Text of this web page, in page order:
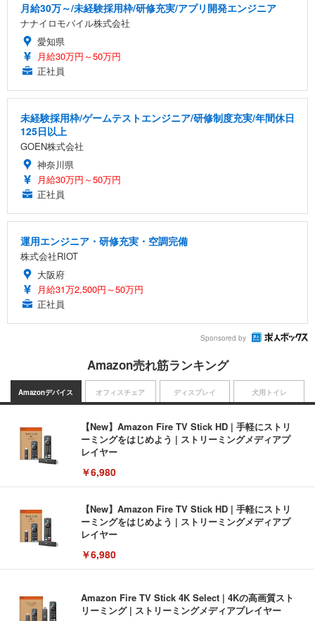
月給30万～/未経験採用枠/研修充実/アプリ開発エンジニア
ナナイロモバイル株式会社
愛知県
月給30万円～50万円
正社員
未経験採用枠/ゲームテストエンジニア/研修制度充実/年間休日
125日以上
GOEN株式会社
神奈川県
月給30万円～50万円
正社員
運用エンジニア・研修充実・空調完備
株式会社RIOT
大阪府
月給31万2,500円～50万円
正社員
Sponsored by
Amazon売れ筋ランキング
Amazonデバイス
【New】Amazon Fire TV Stick HD | 手軽にストリ
ーミングをはじめよう | ストリーミングメディアプ
レイヤー
￥6,980
【New】Amazon Fire TV Stick HD | 手軽にストリ
ーミングをはじめよう | ストリーミングメディアプ
レイヤー
￥6,980
Amazon Fire TV Stick 4K Select | 4Kの高画質スト
リーミング | ストリーミングメディアプレイヤー
オフィスチェア ディスプレイ 犬用トイレ